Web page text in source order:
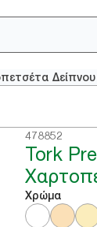
478852
Tork
Χρώμα